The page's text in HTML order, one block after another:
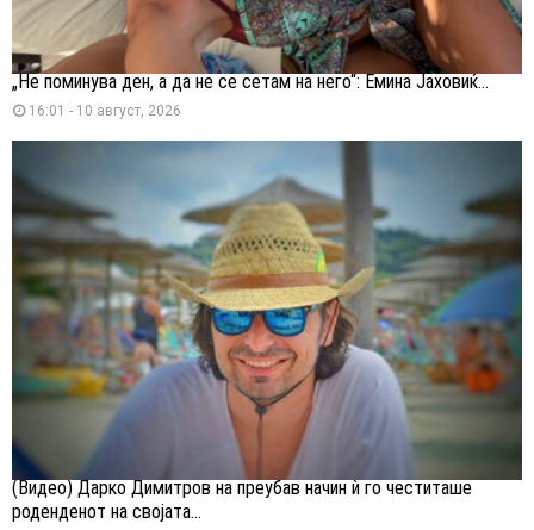
„Не поминува ден, а да не се сетам на него“: Емина Јаховиќ...
16:01 - 10 август, 2026
(Видео) Дарко Димитров на преубав начин ѝ го честиташе
роденденот на својата...